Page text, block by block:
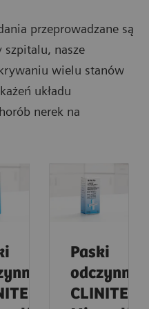
przeprowadzane są
szpitalu, nasze
wielu stanów
układu
nerek na
Paski
CLINITEK®